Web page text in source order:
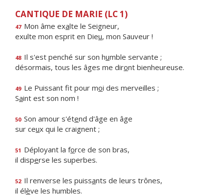
CANTIQUE DE MARIE (LC 1)
47 Mon âme exalte le Seigneur,
exulte mon esprit en Dieu, mon Sauveur !
48 Il s'est penché sur son humble servante ;
désormais, tous les âges me diront bienheureuse.
49 Le Puissant fit pour moi des merveilles ;
Saint est son nom !
50 Son amour s'étend d'âge en âge
sur ceux qui le craignent ;
51 Déployant la force de son bras,
il disperse les superbes.
52 Il renverse les puissants de leurs trônes,
il élève les humbles.